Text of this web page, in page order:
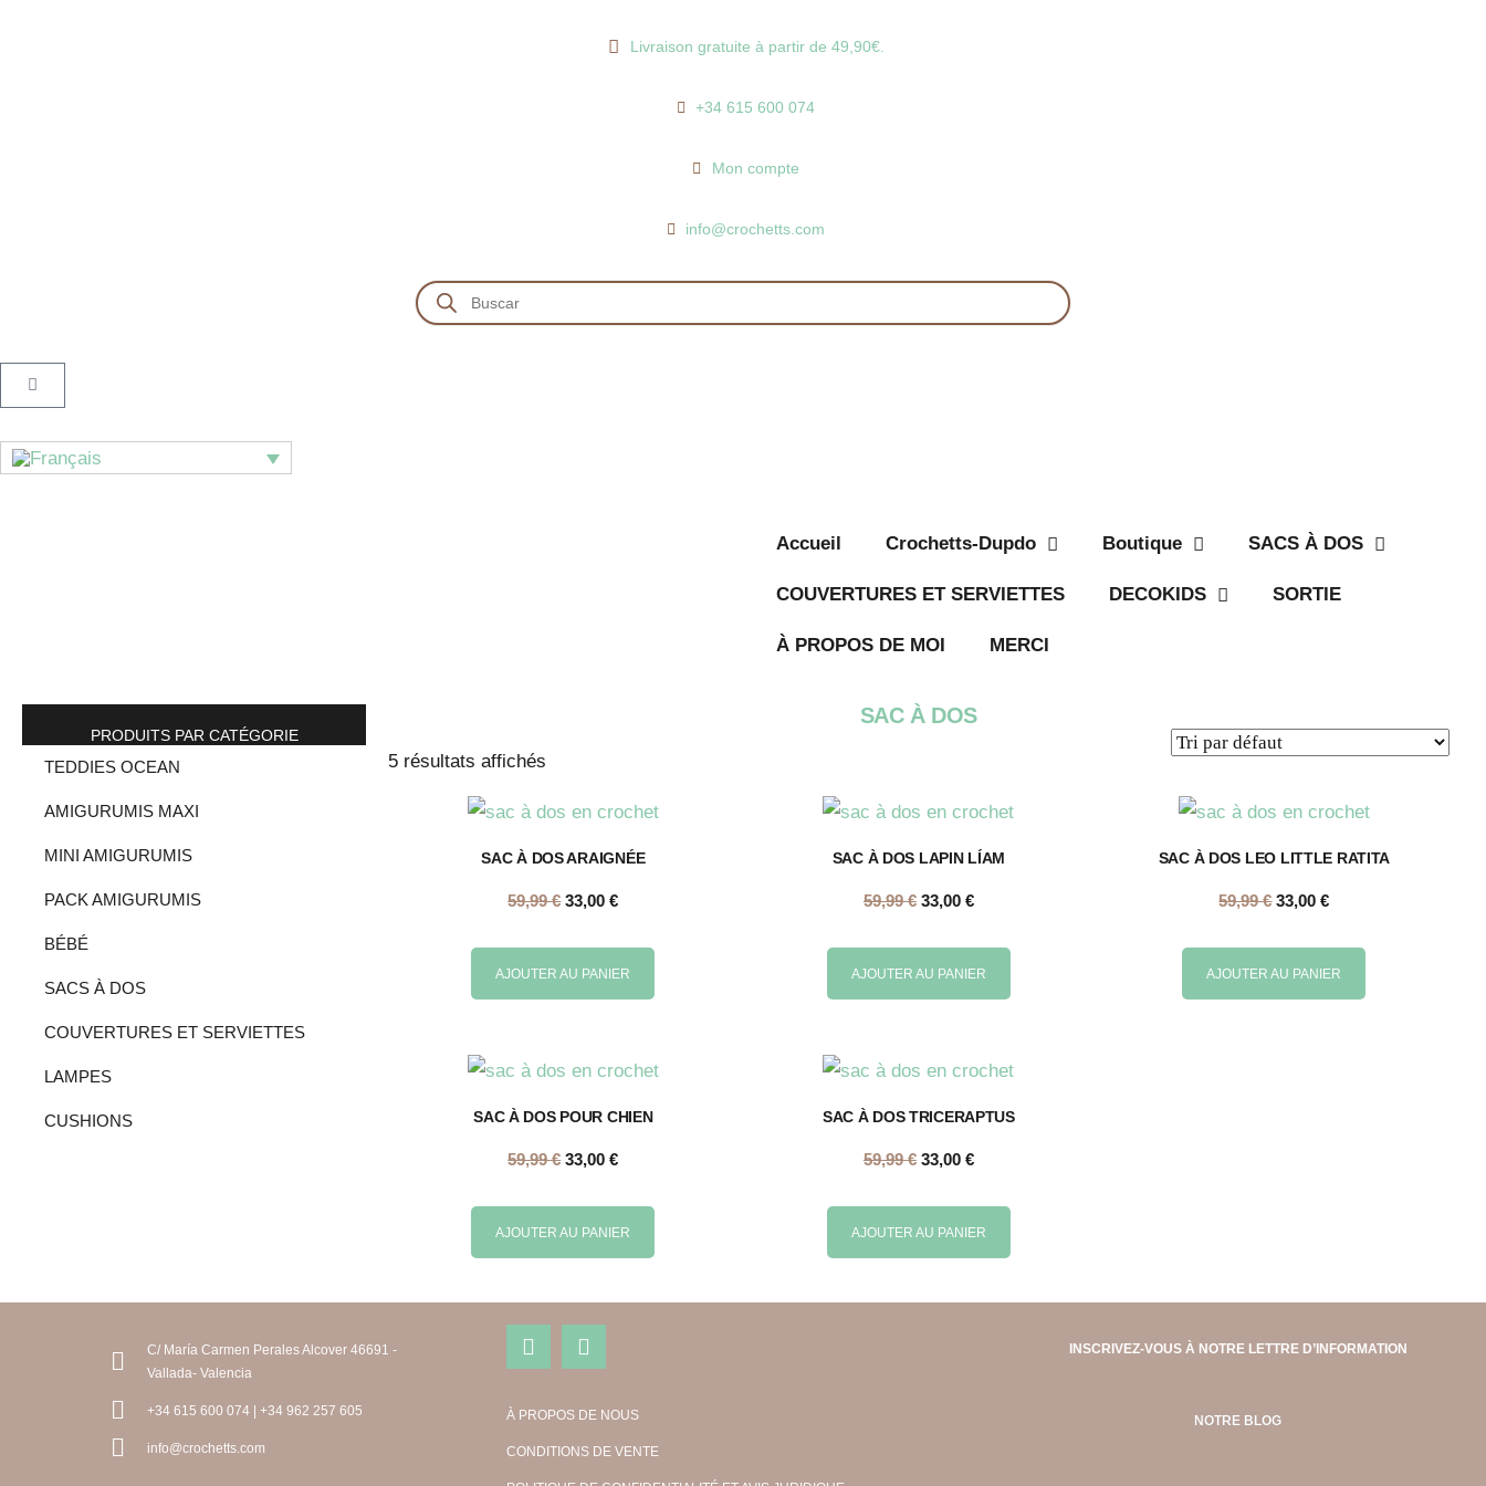
Livraison gratuite à partir de 49,90€.
+34 615 600 074
Mon compte
info@crochetts.com
Accueil Crochetts-Dupdo Boutique SACS À DOS
COUVERTURES ET SERVIETTES DECOKIDS SORTIE
À PROPOS DE MOI MERCI
PRODUITS PAR CATÉGORIE
TEDDIES OCEAN
AMIGURUMIS MAXI
MINI AMIGURUMIS
PACK AMIGURUMIS
BÉBÉ
SACS À DOS
COUVERTURES ET SERVIETTES
LAMPES
CUSHIONS
SAC À DOS
5 résultats affichés
SAC À DOS ARAIGNÉE
59,99€ 33,00€
AJOUTER AU PANIER
SAC À DOS LAPIN LÍAM
59,99€ 33,00 €
AJOUTER AU PANIER
SAC À DOS LEO LITTLE RATITA
59,99€ 33,00€
AJOUTER AU PANIER
SAC À DOS POUR CHIEN
59,99€ 33,00€
AJOUTER AU PANIER
SAC À DOS TRICERAPTUS
59,99€ 33,00 €
AJOUTER AU PANIER
C/ María Carmen Perales Alcover 46691 -
Vallada- Valencia
+34 615 600 074 | +34 962 257 605
info@crochetts.com
À PROPOS DE NOUS
CONDITIONS DE VENTE
INSCRIVEZ-VOUS À NOTRE LETTRE D’INFORMATION
NOTRE BLOG